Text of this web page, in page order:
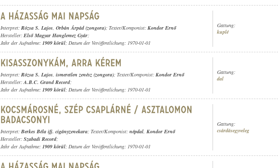
Interpret: Rózsa S. Lajos, Orbán Árpád (zongora); Texter/Komponist: Kondor Ernő
Hersteller: Első Magyar Hanglemez Gyár;
Jahr der Aufnahme: 1909 körül; Datum der Veröffentlichung: 1970-01-01
Gattung:
kuplé
Interpret: Rózsa S. Lajos, ismeretlen zenész (zongora); Texter/Komponist: Kondor Ernő
Hersteller:A.B.C. Grand Record;
Jahr der Aufnahme: 1909 körül; Datum der Veröffentlichung: 1970-01-01
Gattung:
dal
Interpret: Berkes Béla ifj. cigányzenekara; Texter/Komponist: népdal, Kondor Ernő
Hersteller: Szabadi Record;
Jahr der Aufnahme: 1909 körül; Datum der Veröffentlichung: 1970-01-01
Gattung:
csárdásegyveleg